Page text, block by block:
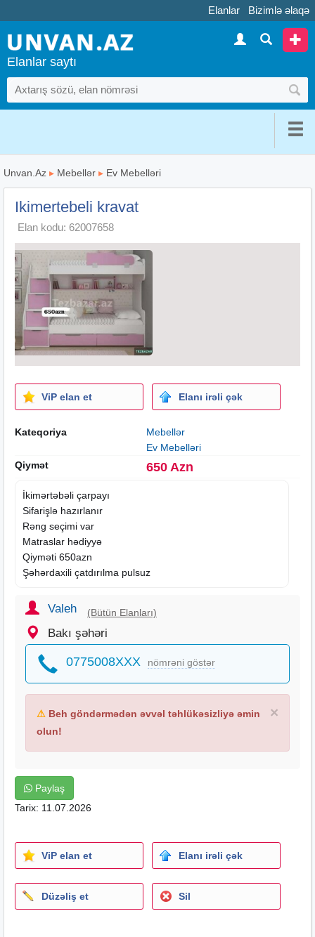
Elanlar Bizimlə əlaqə
Elanlar saytı
Unvan.Az ▸ Mebellər ▸ Ev Mebelləri
Ikimertebeli kravat
Elan kodu: 62007658
ViP elan et Elanı irəli çək
Kateqoriya
Mebellər
Ev Mebelləri
Qiymət
650 Azn
İkimərtəbəli çarpayı
Sifarişlə hazırlanır
Rəng seçimi var
Matraslar hədiyyə
Qiyməti 650azn
Şəhərdaxili çatdırılma pulsuz
Valeh (Bütün Elanları)
Bakı şəhəri
0775008XXX nömrəni göstər
×
⚠ Beh göndərmədən əvvəl təhlükəsizliyə əmin
olun!
Paylaş
Tarix: 11.07.2026
ViP elan et Elanı irəli çək
Düzəliş et Sil